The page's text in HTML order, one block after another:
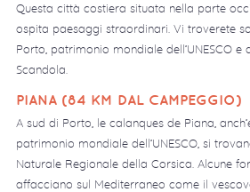
Questa città costiera situata nella parte
ospita paesaggi straordinari. Vi troverete
Porto, patrimonio mondiale dell’UNESCO
Scandola.
PIANA (84 KM DAL CAMPEGGIO)
A sud di Porto, le calanques de Piana,
patrimonio mondiale dell’UNESCO, si
Naturale Regionale della Corsica. Alcune
affacciano sul Mediterraneo come il